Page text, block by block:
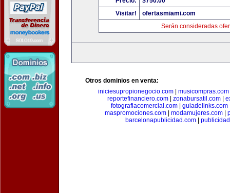
Visitar!
ofertasmiami.com
Serán consideradas
Otros dominios en venta:
iniciesupropionegocio.com
musicompras.com
reportefinanciero.com| zonabursatil.com|
fotografiacomercial.com
guiadelinks.com
maspromociones.com
modamujeres.com
barcelonapublicidad.com|